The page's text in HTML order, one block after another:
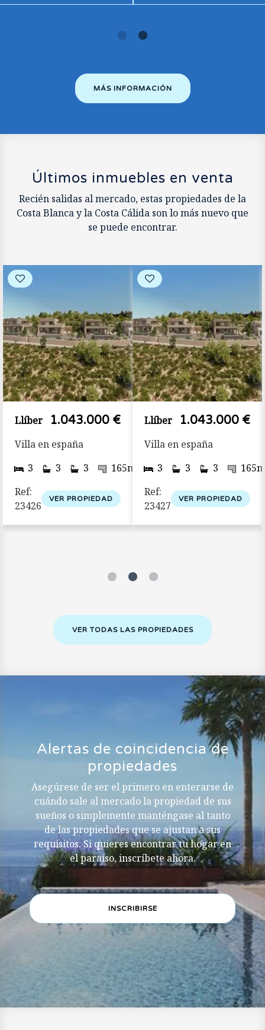
MÁS INFORMACIÓN
Últimos inmuebles en venta
Recién salidas al mercado, estas propiedades de la
Costa Blanca y la Costa Cálida son lo más nuevo que
se puede encontrar.
468m2
Llíber 1.043.000 €
Villa en españa
3
3 3 165m 439m2
Ref:
23426
VER PROPIEDAD
Llíber 1.043.000 €
Villa en españa
3
3 3
165m
Ref:
23427
VER PROPIEDAD
VER TODAS LAS PROPIEDADES
Alertas de coincidencia de
propiedades
Asegúrese de ser el primero en enterarse de
cuándo sale al mercado la propiedad de sus
sueños o simplemente manténgase al tanto
de las propiedades que se ajustan a sus
requisitos. Si quieres encontrar tu hogar en
el paraíso, inscríbete ahora.
INSCRIBIRSE